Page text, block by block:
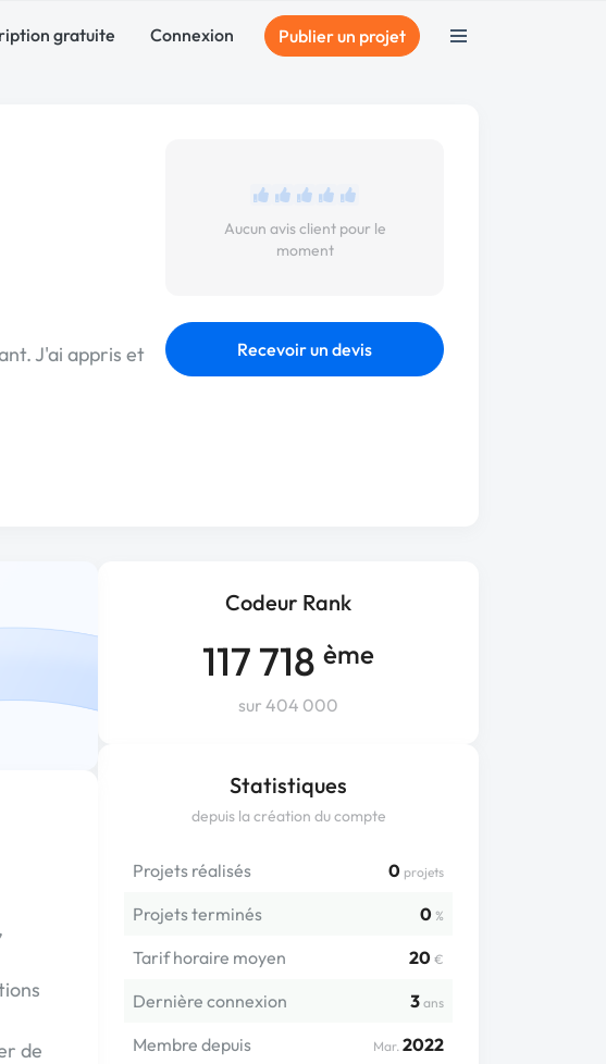
gratuite Connexion Publier un projet
J'ai appris et
Aucun avis client pour le
moment
Recevoir un devis
Codeur Rank
117 718 ème
sur 404 000
Statistiques
depuis la création du compte
Projets réalisés 0 projets
Projets terminés 0 %
Tarif horaire moyen 20 €
Dernière connexion 3 ans
Membre depuis Mar. 2022
de